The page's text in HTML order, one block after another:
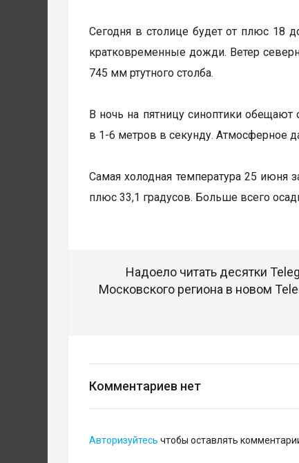
Сегодня в столице будет от плюс 18
кратковременные дожди. Ветер
745 мм ртутного столба.
В ночь на пятницу синоптики
в 1-6 метров в секунду. Атмосферное
Самая холодная температура 25 июня
плюс 33,1 градусов. Больше всего
Надоело читать десятки
Московского региона в новом
Комментариев нет
Авторизуйтесь чтобы оставлять